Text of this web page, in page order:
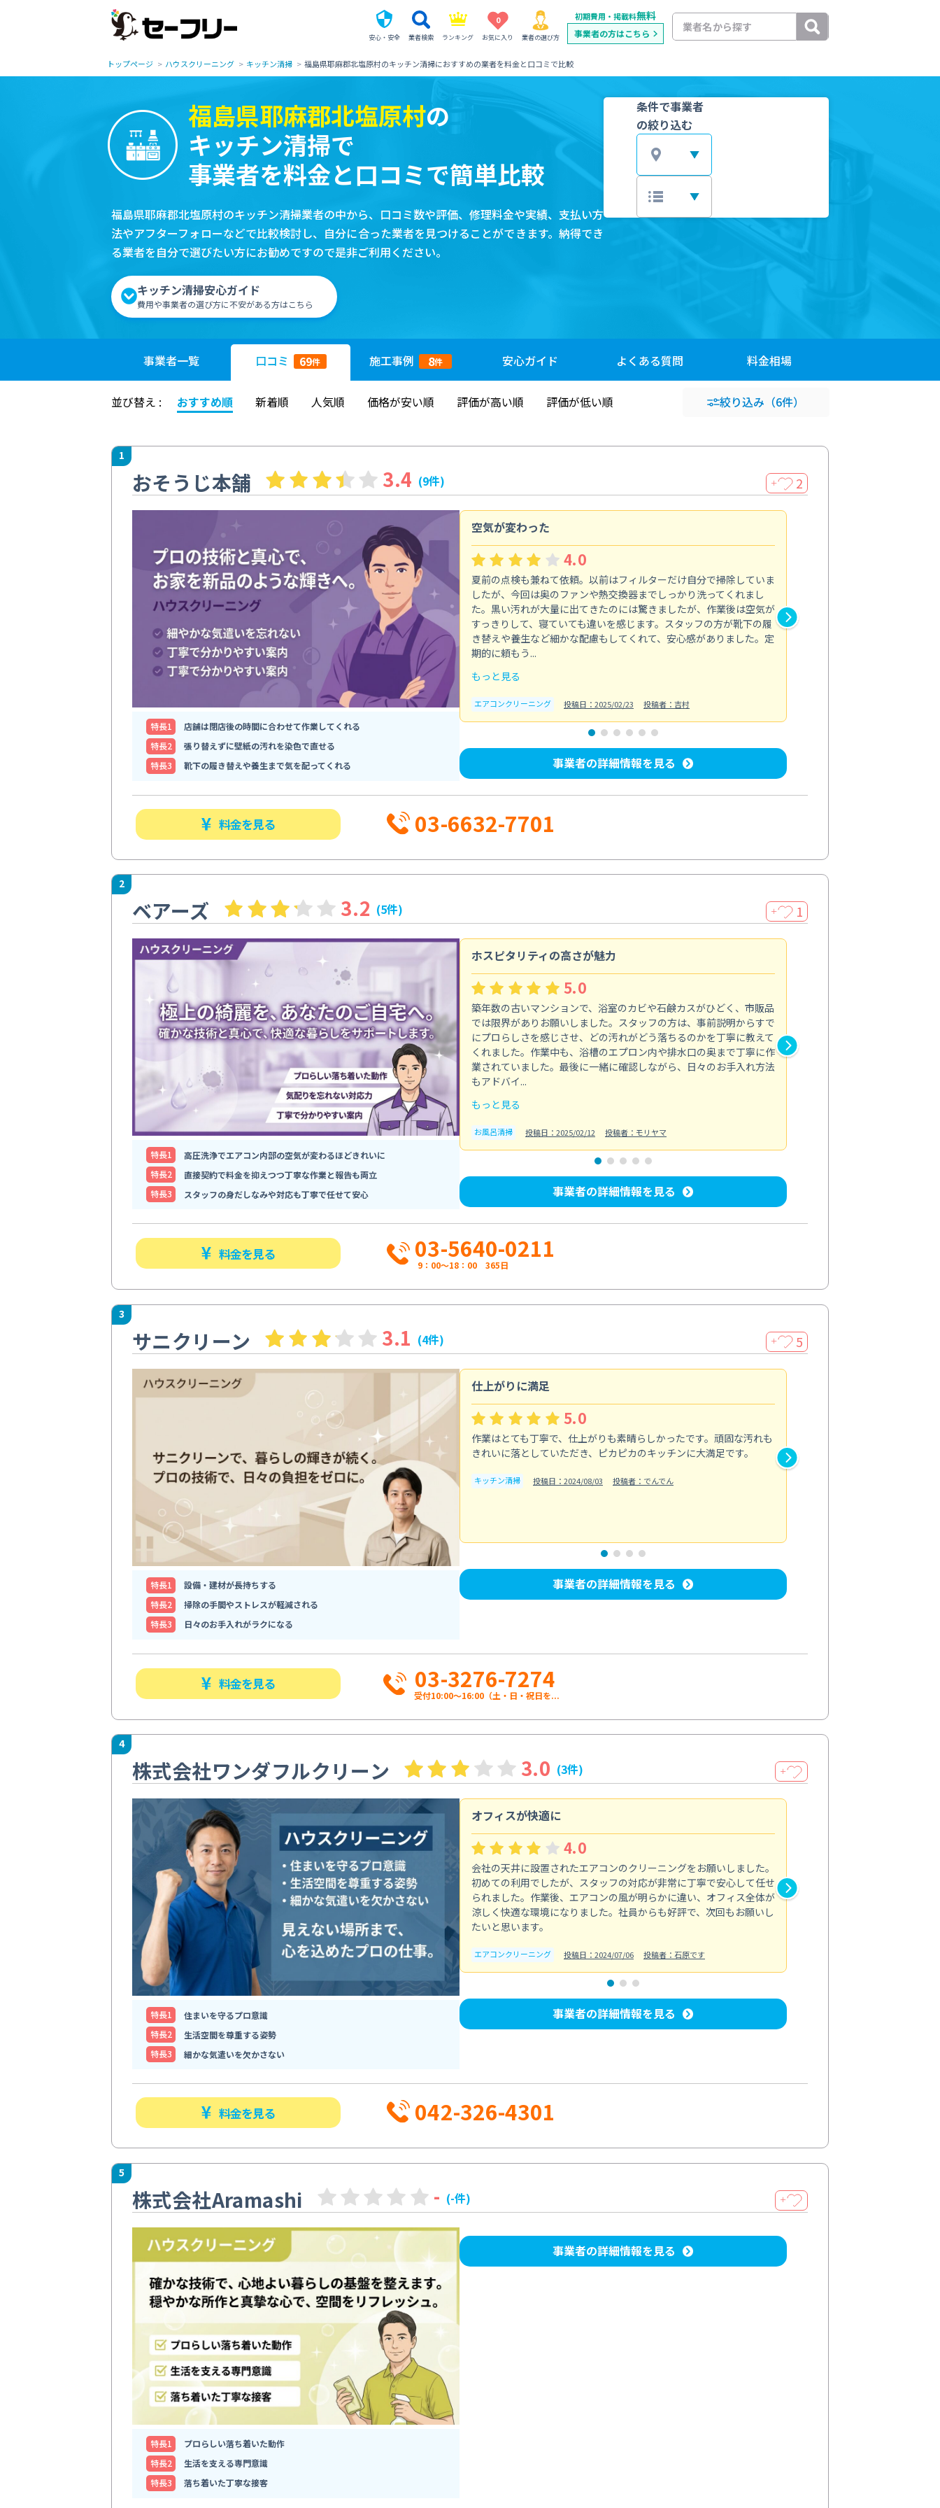
安心・安全 業者検索 ランキング
0
お気に入り 業者の選び方
初期費用・掲載料無料
事業者の方はこちら
トップページ ハウスクリーニング キッチン清掃 福島県耶麻郡北塩原村のキッチン清掃におすすめの業者を料金と口コミで比較
福島県耶麻郡北塩原村の
キッチン清掃で
事業者を料金と口コミで簡単比較
福島県耶麻郡北塩原村のキッチン清掃業者の中から、口コミ数や評価、修理料金や実績、支払い方
法やアフターフォローなどで比較検討し、自分に合った業者を見つけることができます。納得でき
る業者を自分で選びたい方にお勧めですので是非ご利用ください。
キッチン清掃安心ガイド
費用や事業者の選び方に不安がある方はこちら
条件で事業者
の絞り込む
事業者一覧 口コミ 69件 施工事例 8件 安心ガイド よくある質問 料金相場
並び替え : おすすめ順 新着順 人気順 価格が安い順 評価が高い順 評価が低い順 絞り込み （6件）
1
おそうじ本舗 3.4 (9件) ＋ 2
特⻑1
店舗は閉店後の時間に合わせて作業してくれる
特⻑2
張り替えずに壁紙の汚れを染色で直せる
特⻑3
靴下の履き替えや養生まで気を配ってくれる
空気が変わった
4.0
夏前の点検も兼ねて依頼。以前はフィルターだけ自分で掃除していま
したが、今回は奥のファンや熱交換器までしっかり洗ってくれまし
た。黒い汚れが大量に出てきたのには驚きましたが、作業後は空気が
すっきりして、寝ていても違いを感じます。スタッフの方が靴下の履
き替えや養生など細かな配慮もしてくれて、安心感がありました。定
期的に頼もう...
もっと見る
エアコンクリーニング 投稿日：2025/02/23 投稿者：吉村
事業者の詳細情報を見る
料金を見る 03-6632-7701
2
ベアーズ 3.2 (5件) ＋ 1
特⻑1
高圧洗浄でエアコン内部の空気が変わるほどきれいに
特⻑2
直接契約で料金を抑えつつ丁寧な作業と報告も両立
特⻑3
スタッフの身だしなみや対応も丁寧で任せて安心
ホスピタリティの高さが魅力
5.0
築年数の古いマンションで、浴室のカビや石鹸カスがひどく、市販品
では限界がありお願いしました。スタッフの方は、事前説明からすで
にプロらしさを感じさせ、どの汚れがどう落ちるのかを丁寧に教えて
くれました。作業中も、浴槽のエプロン内や排水口の奥まで丁寧に作
業されていました。最後に一緒に確認しながら、日々のお手入れ方法
もアドバイ...
もっと見る
お風呂清掃 投稿日：2025/02/12 投稿者：モリヤマ
事業者の詳細情報を見る
料金を見る 03-5640-0211
9：00～18：00 365日
3
サニクリーン 3.1 (4件) ＋ 5
特⻑1
設備・建材が長持ちする
特⻑2
掃除の手間やストレスが軽減される
特⻑3
日々のお手入れがラクになる
仕上がりに満足
5.0
作業はとても丁寧で、仕上がりも素晴らしかったです。頑固な汚れも
きれいに落としていただき、ピカピカのキッチンに大満足です。
キッチン清掃 投稿日：2024/08/03 投稿者：でんでん
事業者の詳細情報を見る
料金を見る 03-3276-7274
受付10:00〜16:00（土・日・祝日を...
4
株式会社ワンダフルクリーン 3.0 (3件) ＋
特⻑1
住まいを守るプロ意識
特⻑2
生活空間を尊重する姿勢
特⻑3
細かな気遣いを欠かさない
オフィスが快適に
4.0
会社の天井に設置されたエアコンのクリーニングをお願いしました。
初めての利用でしたが、スタッフの対応が非常に丁寧で安心して任せ
られました。作業後、エアコンの風が明らかに違い、オフィス全体が
涼しく快適な環境になりました。社員からも好評で、次回もお願いし
たいと思います。
エアコンクリーニング 投稿日：2024/07/06 投稿者：石原です
事業者の詳細情報を見る
料金を見る 042-326-4301
5
株式会社Aramashi - (-件) ＋
特⻑1
プロらしい落ち着いた動作
特⻑2
生活を支える専門意識
特⻑3
落ち着いた丁寧な接客
事業者の詳細情報を見る